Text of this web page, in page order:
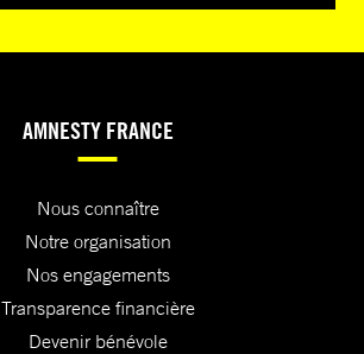
AMNESTY FRANCE
Nous connaître
Notre organisation
Nos engagements
Transparence financière
Devenir bénévole